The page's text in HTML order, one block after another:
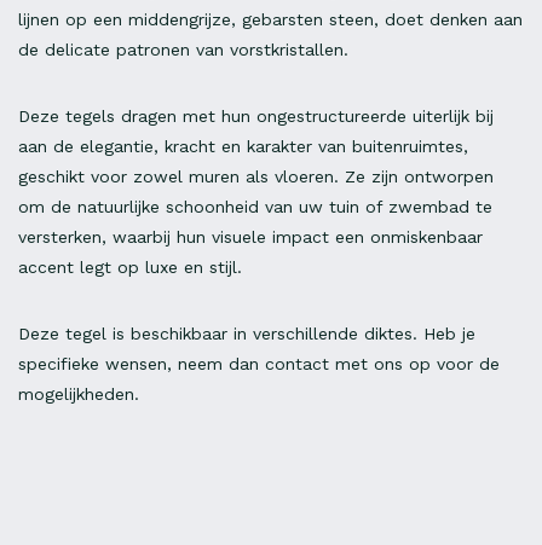
lijnen op een middengrijze, gebarsten steen, doet denken aan
de delicate patronen van vorstkristallen.
Deze tegels dragen met hun ongestructureerde uiterlijk bij
aan de elegantie, kracht en karakter van buitenruimtes,
geschikt voor zowel muren als vloeren. Ze zijn ontworpen
om de natuurlijke schoonheid van uw tuin of zwembad te
versterken, waarbij hun visuele impact een onmiskenbaar
accent legt op luxe en stijl.
Deze tegel is beschikbaar in verschillende diktes. Heb je
specifieke wensen, neem dan contact met ons op voor de
mogelijkheden.